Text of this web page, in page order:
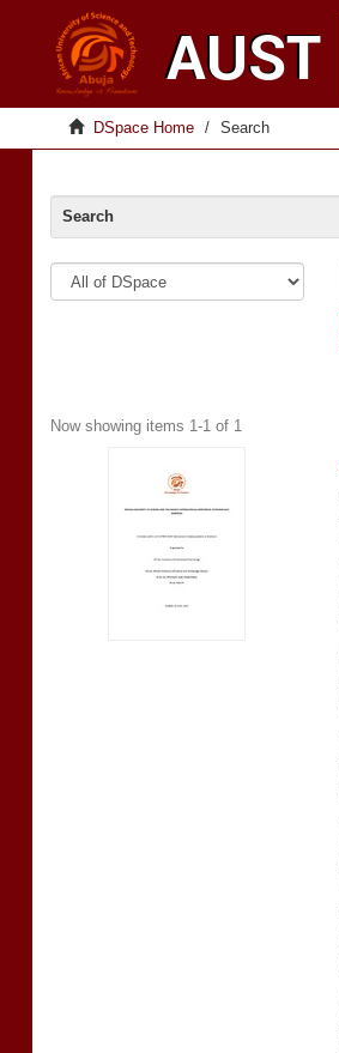
DSpace Home Search
Search
Now showing items 1-1 of 1